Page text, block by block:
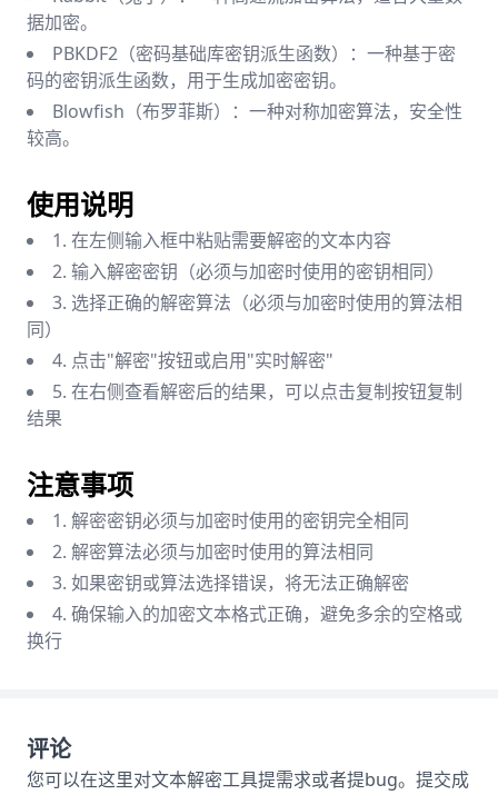
据加密。
PBKDF2（密码基础库密钥派生函数）：一种基于密
码的密钥派生函数，用于生成加密密钥。
Blowfish（布罗菲斯）：一种对称加密算法，安全性
较高。
使用说明
1. 在左侧输入框中粘贴需要解密的文本内容
2. 输入解密密钥（必须与加密时使用的密钥相同）
3. 选择正确的解密算法（必须与加密时使用的算法相
同）
4. 点击"解密"按钮或启用"实时解密"
5. 在右侧查看解密后的结果，可以点击复制按钮复制
结果
注意事项
1. 解密密钥必须与加密时使用的密钥完全相同
2. 解密算法必须与加密时使用的算法相同
3. 如果密钥或算法选择错误，将无法正确解密
4. 确保输入的加密文本格式正确，避免多余的空格或
换行
评论
您可以在这里对文本解密工具提需求或者提bug。提交成